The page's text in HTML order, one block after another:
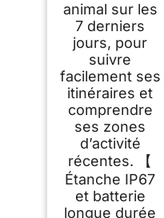
animal sur les
7 derniers
jours, pour
suivre
facilement ses
itinéraires et
comprendre
ses zones
d’activité
récentes. 【
Étanche IP67
et batterie
longue durée